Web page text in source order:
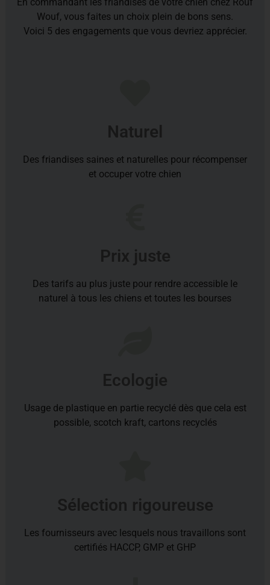
Wouf, vous faites un choix plein de bons sens.
Voici 5 des engagements que vous devriez apprécier.
Naturel
Des friandises saines et naturelles pour récompenser
et occuper votre chien
Prix juste
Des tarifs au plus juste pour rendre accessible le
naturel à tous les chiens et toutes les bourses
Ecologie
Usage de plastique en partie recyclé dès que cela est
possible, scotch kraft, cartons recyclés
Sélection rigoureuse
Les fournisseurs avec lesquels nous travaillons sont
certifiés HACCP, GMP et GHP